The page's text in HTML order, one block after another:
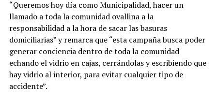
“Queremos hoy día como Municipalidad, hacer un
llamado a toda la comunidad ovallina a la
responsabilidad a la hora de sacar las basuras
domiciliarias” y remarca que “esta campaña busca poder
generar conciencia dentro de toda la comunidad
echando el vidrio en cajas, cerrándolas y escribiendo que
hay vidrio al interior, para evitar cualquier tipo de
accidente”.